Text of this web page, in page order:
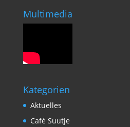
Multimedia
Kategorien
Aktuelles
Café Suutje